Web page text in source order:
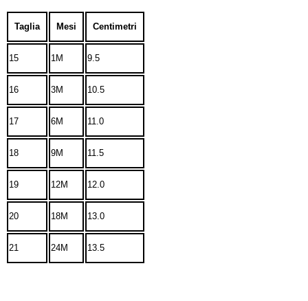
Taglia Mesi Centimetri
15 1M 9.5
16 3M 10.5
17 6M 11.0
18 9M 11.5
19 12M 12.0
20 18M 13.0
21 24M 13.5